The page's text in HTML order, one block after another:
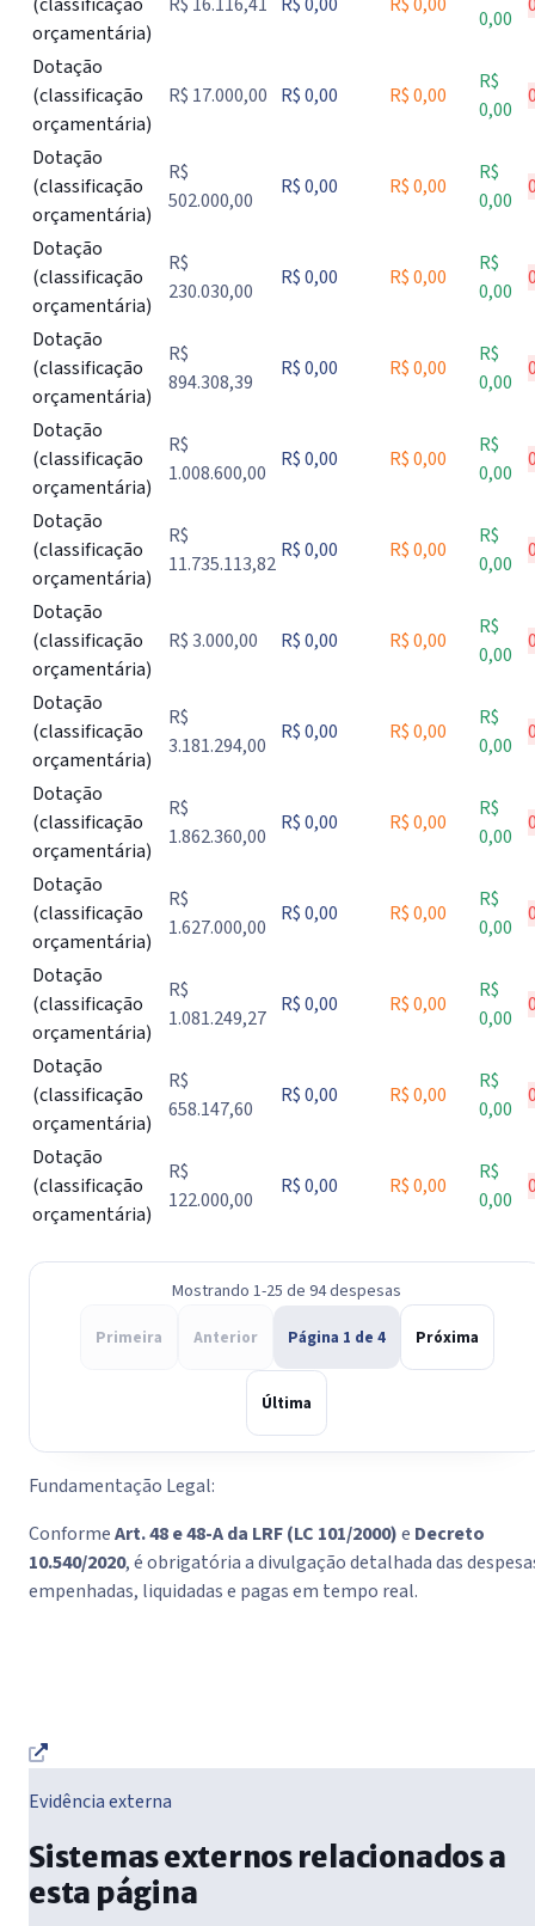
orçamentária)
0,00
Dotação
(classificação
orçamentária)
R$ 17.000,00 R$ 0,00 R$ 0,00
R$
0,00
Dotação
(classificação
orçamentária)
R$
502.000,00
R$ 0,00 R$ 0,00
R$
0,00
Dotação
(classificação
orçamentária)
R$
230.030,00
R$ 0,00 R$ 0,00
R$
0,00
Dotação
(classificação
orçamentária)
R$
894.308,39
R$ 0,00 R$ 0,00
R$
0,00
Dotação
(classificação
orçamentária)
R$
1.008.600,00
R$ 0,00 R$ 0,00
R$
0,00
Dotação
(classificação
orçamentária)
R$
11.735.113,82
R$ 0,00 R$ 0,00
R$
0,00
Dotação
(classificação
orçamentária)
R$ 3.000,00 R$ 0,00 R$ 0,00
R$
0,00
Dotação
(classificação
orçamentária)
R$
3.181.294,00
R$ 0,00 R$ 0,00
R$
0,00
Dotação
(classificação
orçamentária)
R$
1.862.360,00
R$ 0,00 R$ 0,00
R$
0,00
Dotação
(classificação
orçamentária)
R$
1.627.000,00
R$ 0,00 R$ 0,00
R$
0,00
Dotação
(classificação
orçamentária)
R$
1.081.249,27
R$ 0,00 R$ 0,00
R$
0,00
Dotação
(classificação
orçamentária)
R$
658.147,60
R$ 0,00 R$ 0,00
R$
0,00
Dotação
(classificação
orçamentária)
R$
122.000,00
R$ 0,00 R$ 0,00
R$
0,00
Mostrando 1-25 de 94 despesas
Primeira Anterior Página 1 de 4 Próxima
Última
Fundamentação Legal:
ConformeArt. 48 e 48-A da LRF (LC 101/2000)e Decreto
10.540/2020, é obrigatória a divulgação detalhada das
empenhadas, liquidadas e pagas em tempo real.
Evidência externa
Sistemas externos relacionados a
esta página